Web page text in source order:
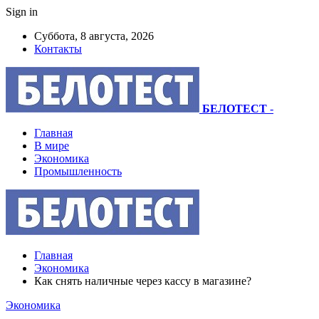
Sign in
Суббота, 8 августа, 2026
Контакты
БЕЛОТЕСТ -
Главная
В мире
Экономика
Промышленность
Главная
Экономика
Как снять наличные через кассу в магазине?
Экономика